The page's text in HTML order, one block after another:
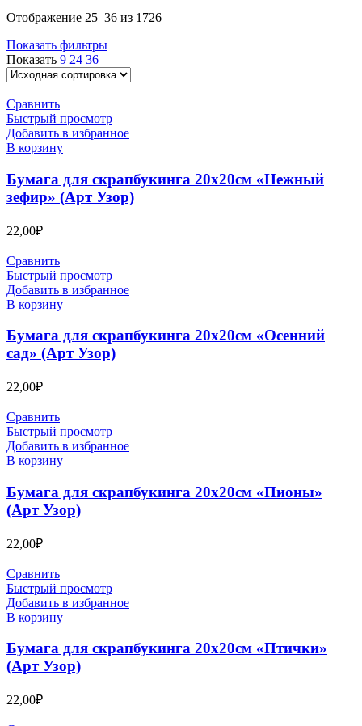
Отображение 25–36 из 1726
Показать фильтры
Показать 9 24 36
Сравнить
Быстрый просмотр
Добавить в избранное
В корзину
Бумага для скрапбукинга 20х20см «Нежный
зефир» (Арт Узор)
22,00₽
Сравнить
Быстрый просмотр
Добавить в избранное
В корзину
Бумага для скрапбукинга 20х20см «Осенний
сад» (Арт Узор)
22,00₽
Сравнить
Быстрый просмотр
Добавить в избранное
В корзину
Бумага для скрапбукинга 20х20см «Пионы»
(Арт Узор)
22,00₽
Сравнить
Быстрый просмотр
Добавить в избранное
В корзину
Бумага для скрапбукинга 20х20см «Птички»
(Арт Узор)
22,00₽